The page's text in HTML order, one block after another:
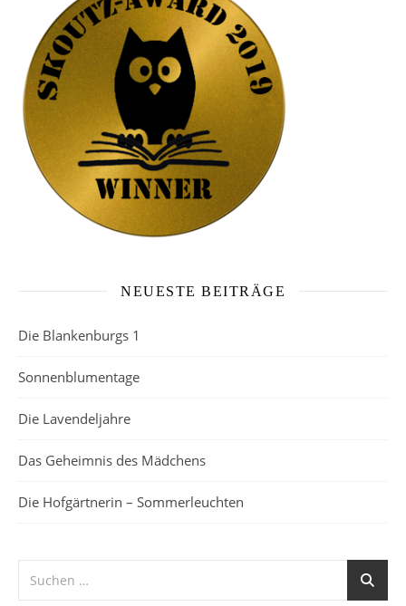
NEUESTE BEITRÄGE
Die Blankenburgs 1
Sonnenblumentage
Die Lavendeljahre
Das Geheimnis des Mädchens
Die Hofgärtnerin – Sommerleuchten